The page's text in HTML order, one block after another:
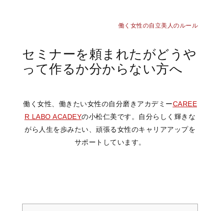
働く女性の自立美人のルール
セミナーを頼まれたがどうや
って作るか分からない方へ
働く女性、働きたい女性の自分磨きアカデミーCAREE
R LABO ACADEYの小松仁美です。自分らしく輝きな
がら人生を歩みたい、頑張る女性のキャリアアップを
サポートしています。